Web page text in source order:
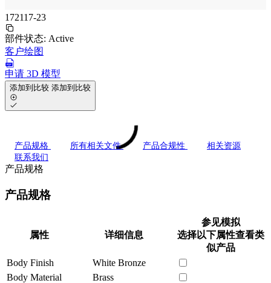
172117-23
部件状态: Active
客户绘图
申请 3D 模型
添加到比较 添加到比较
产品规格 所有相关文件 产品合规性
相关资源
联系我们
产品规格
产品规格
属性 详细信息
参见模拟
选择以下属性查看类
似产品
Body Finish
White Bronze
Body Material
Brass